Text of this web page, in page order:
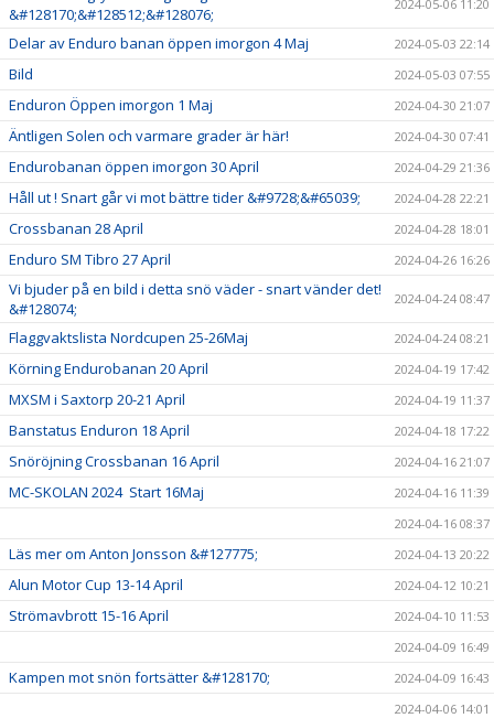
&#128170;&#128512;&#128076;
2024-05-06 11:20
Delar av Enduro banan öppen imorgon 4 Maj 2024-05-03 22:14
Bild 2024-05-03 07:55
Enduron Öppen imorgon 1 Maj 2024-04-30 21:07
Äntligen Solen och varmare grader är här! 2024-04-30 07:41
Endurobanan öppen imorgon 30 April 2024-04-29 21:36
Håll ut ! Snart går vi mot bättre tider &#9728;&#65039; 2024-04-28 22:21
Crossbanan 28 April 2024-04-28 18:01
Enduro SM Tibro 27 April 2024-04-26 16:26
Vi bjuder på en bild i detta snö väder - snart vänder det!
&#128074;
2024-04-24 08:47
Flaggvaktslista Nordcupen 25-26Maj 2024-04-24 08:21
Körning Endurobanan 20 April 2024-04-19 17:42
MXSM i Saxtorp 20-21 April 2024-04-19 11:37
Banstatus Enduron 18 April 2024-04-18 17:22
Snöröjning Crossbanan 16 April 2024-04-16 21:07
MC-SKOLAN 2024 Start 16Maj
2024-04-16 11:39
2024-04-16 08:37
Läs mer om Anton Jonsson &#127775; 2024-04-13 20:22
Alun Motor Cup 13-14 April 2024-04-12 10:21
Strömavbrott 15-16 April
2024-04-10 11:53
2024-04-09 16:49
Kampen mot snön fortsätter &#128170;
2024-04-09 16:43
2024-04-06 14:01